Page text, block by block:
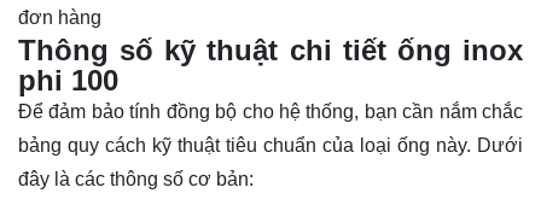
đơn hàng
Thông số kỹ thuật chi tiết ống inox
phi 100
Để đảm bảo tính đồng bộ cho hệ thống, bạn cần nắm chắc
bảng quy cách kỹ thuật tiêu chuẩn của loại ống này. Dưới
đây là các thông số cơ bản: